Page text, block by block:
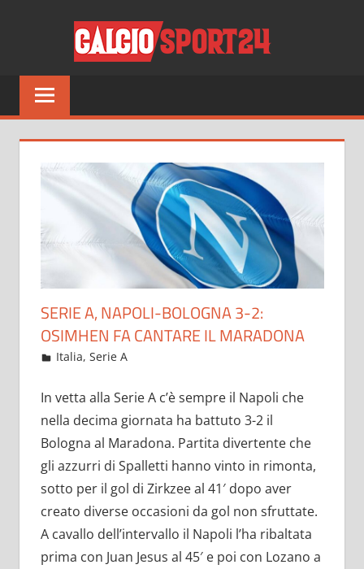
Tutto
sul
del
SERIE A, NAPOLI-BOLOGNA 3-2:
OSIMHEN FA CANTARE IL MARADONA
Ottobre 17, 2022
admin
Italia,Serie A
In vetta alla Serie A c’è sempre il Napoli che
nella decima giornata ha battuto 3-2 il
Bologna al Maradona. Partita divertente che
gli azzurri di Spalletti hanno vinto in rimonta,
sotto per il gol di Zirkzee al 41′ dopo aver
creato diverse occasioni da gol non sfruttate.
A cavallo dell’intervallo il Napoli l’ha ribaltata
prima con Juan Jesus al 45′ e poi con Lozano a